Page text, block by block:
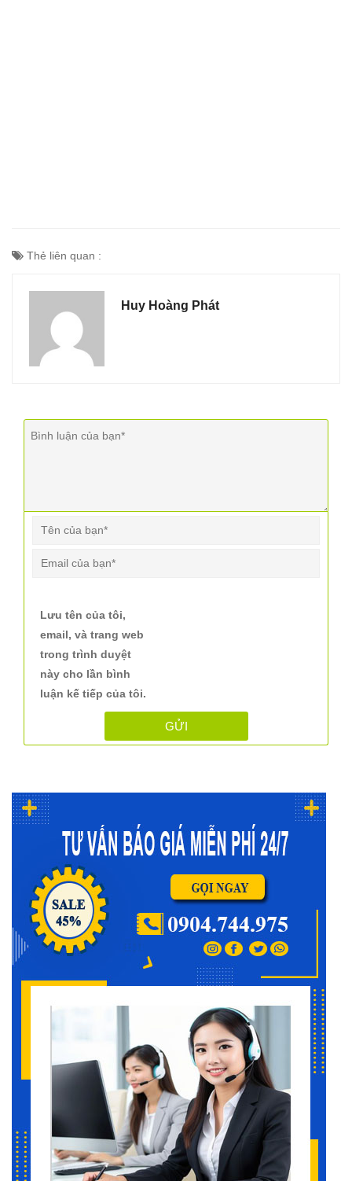
Thẻ liên quan :
Huy Hoàng Phát
Lưu tên của tôi,
email, và trang web
trong trình duyệt
này cho lần bình
luận kế tiếp của tôi.